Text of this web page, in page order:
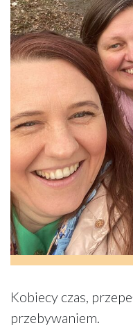
Kobiecy czas,
przebywaniem.